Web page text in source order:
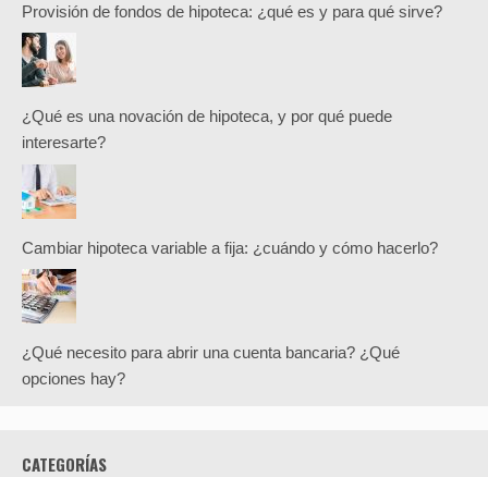
Provisión de fondos de hipoteca: ¿qué es y para qué sirve?
¿Qué es una novación de hipoteca, y por qué puede
interesarte?
Cambiar hipoteca variable a fija: ¿cuándo y cómo hacerlo?
¿Qué necesito para abrir una cuenta bancaria? ¿Qué
opciones hay?
CATEGORÍAS